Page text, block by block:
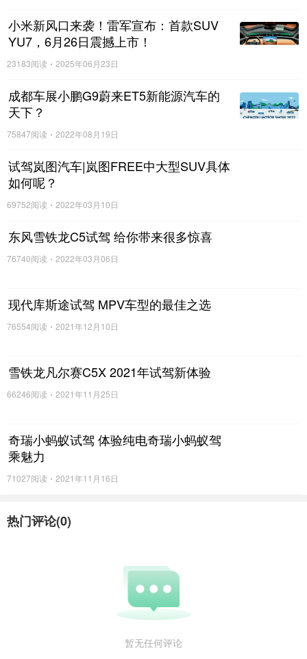
小米新风口来袭！雷军宣布：首款SUV
YU7，6月26日震撼上市！
23183阅读 2025年06月23日
成都车展小鹏G9蔚来ET5新能源汽车的
天下？
75847阅读 2022年08月19日
试驾岚图汽车|岚图FREE中大型SUV具体
如何呢？
69752阅读 2022年03月10日
东风雪铁龙C5试驾 给你带来很多惊喜
76740阅读 2022年03月06日
现代库斯途试驾 MPV车型的最佳之选
76554阅读 2021年12月10日
雪铁龙凡尔赛C5X 2021年试驾新体验
66246阅读 2021年11月25日
奇瑞小蚂蚁试驾 体验纯电奇瑞小蚂蚁驾
乘魅力
71027阅读 2021年11月16日
热门评论(0)
暂无任何评论